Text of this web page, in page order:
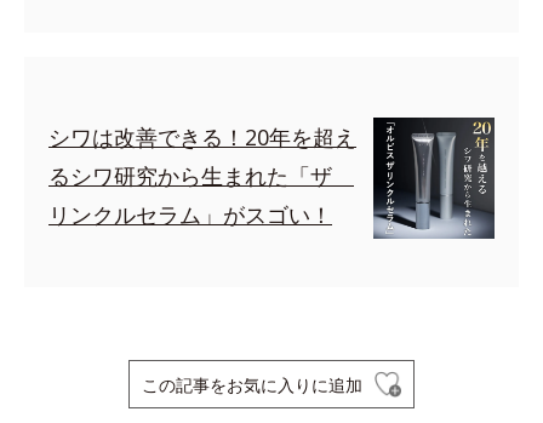
シワは改善できる！20年を超え
るシワ研究から生まれた「ザ
リンクルセラム」がスゴい！
この記事をお気に入りに追加